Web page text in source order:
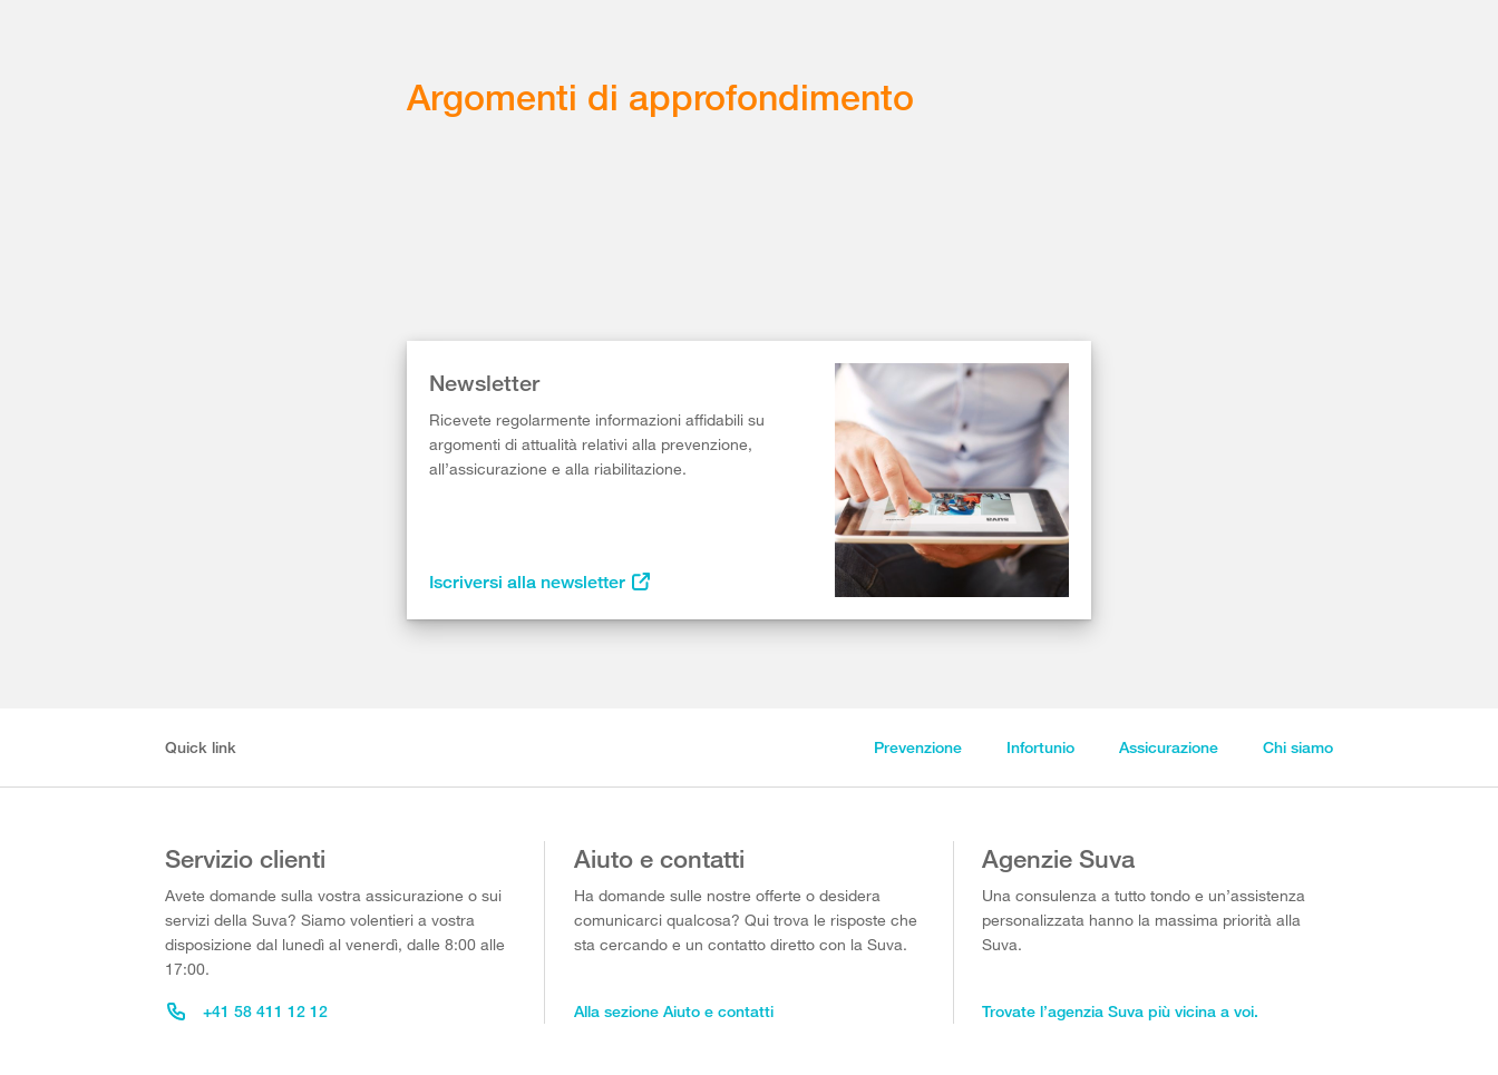
Argomenti di approfondimento
Newsletter
Ricevete regolarmente informazioni affidabili su
argomenti di attualità relativi alla prevenzione,
all’assicurazione e alla riabilitazione.
Iscriversi alla newsletter
Quick link Prevenzione Infortunio Assicurazione Chi siamo
Servizio clienti
Avete domande sulla vostra assicurazione o sui
servizi della Suva? Siamo volentieri a vostra
disposizione dal lunedì al venerdì, dalle 8:00 alle
17:00.
+41 58 411 12 12
Aiuto e contatti
Ha domande sulle nostre offerte o desidera
comunicarci qualcosa? Qui trova le risposte che
sta cercando e un contatto diretto con la Suva.
Alla sezione Aiuto e contatti
Agenzie Suva
Una consulenza a tutto tondo e un’assistenza
personalizzata hanno la massima priorità alla
Suva.
Trovate l’agenzia Suva più vicina a voi.